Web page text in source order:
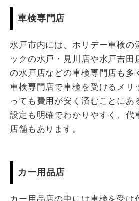
車検専門店
水戸市内には、ホリデー車検の
ックの水戸・見川店や水戸吉田
の水戸店などの車検専門店も多
車検専門店で車検を受けるメリ
っても費用が安く済むことにあ
設定も明確でわかりやすく、代
店舗もあります。
カー用品店
カー用品店の中には車検を受け